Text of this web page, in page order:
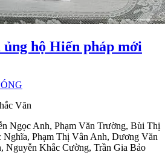
hộ Hiến pháp mới
Văn
Ngọc Anh, Phạm Văn Trường, Bùi Thị
Nghĩa, Phạm Thị Vân Anh, Dương Văn
, Nguyễn Khắc Cường, Trần Gia Bảo